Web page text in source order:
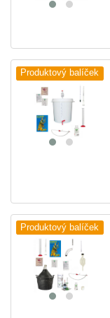
Produktový balíček
Produktový balíček